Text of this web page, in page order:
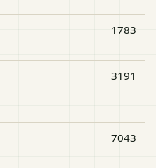
1783
3191
7043